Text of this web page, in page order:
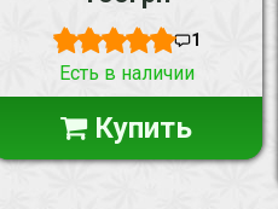
1
Есть в наличии
Купить